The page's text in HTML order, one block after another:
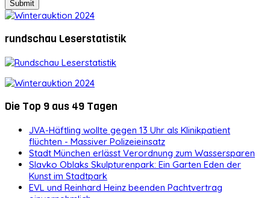
rundschau Leserstatistik
Die Top 9 aus 49 Tagen
JVA-Häftling wollte gegen 13 Uhr als Klinikpatient
flüchten - Massiver Polizeieinsatz
Stadt München erlässt Verordnung zum Wassersparen
Slavko Oblaks Skulpturenpark: Ein Garten Eden der
Kunst im Stadtpark
EVL und Reinhard Heinz beenden Pachtvertrag